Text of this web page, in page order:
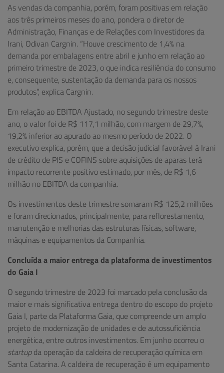
As vendas da companhia, porém, foram positivas em relação
aos três primeiros meses do ano, pondera o diretor de
Administração, Finanças e de Relações com Investidores da
Irani, Odivan Cargnin. “Houve crescimento de 1,4% na
demanda por embalagens entre abril e junho em relação ao
primeiro trimestre de 2023, o que indica resiliência do consumo
e, consequente, sustentação da demanda para os nossos
produtos”, explica Cargnin.
Em relação ao EBITDA Ajustado, no segundo trimestre deste
ano, o valor foi de R$ 117,1 milhão, com margem de 29,7%,
19,2% inferior ao apurado ao mesmo período de 2022. O
executivo explica, porém, que a decisão judicial favorável à Irani
de crédito de PIS e COFINS sobre aquisições de aparas terá
impacto recorrente positivo estimado, por mês, de R$ 1,6
milhão no EBITDA da companhia.
Os investimentos deste trimestre somaram R$ 125,2 milhões
e foram direcionados, principalmente, para reflorestamento,
manutenção e melhorias das estruturas físicas, software,
máquinas e equipamentos da Companhia.
Concluída a maior entrega da plataforma de investimentos
do Gaia I
O segundo trimestre de 2023 foi marcado pela conclusão da
maior e mais significativa entrega dentro do escopo do projeto
Gaia I, parte da Plataforma Gaia, que compreende um amplo
projeto de modernização de unidades e de autossuficiência
energética, entre outros investimentos. Em junho ocorreu o
startupda operação da caldeira de recuperação química em
Santa Catarina. A caldeira de recuperação é um equipamento